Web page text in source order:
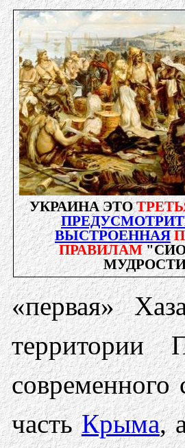
УКРАИНА ЭТО
ВЫСТРОЕННАЯ
ПРАВИЛАМ
«первая»
территории
современного
частьКрыма,